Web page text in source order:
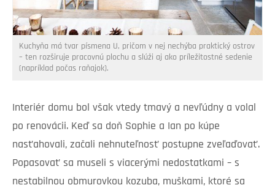
Kuchyňa má tvar písmena U, pričom v nej nechýba praktický ostrov
– ten rozširuje pracovnú plochu a slúži aj ako príležitostné sedenie
(napríklad počas raňajok).
Interiér domu bol však vtedy tmavý a nevľúdny a volal
po renovácii. Keď sa doň Sophie a Ian po kúpe
nasťahovali, začali nehnuteľnosť postupne zveľaďovať.
Popasovať sa museli s viacerými nedostatkami – s
nestabilnou obmurovkou kozuba, muškami, ktoré sa